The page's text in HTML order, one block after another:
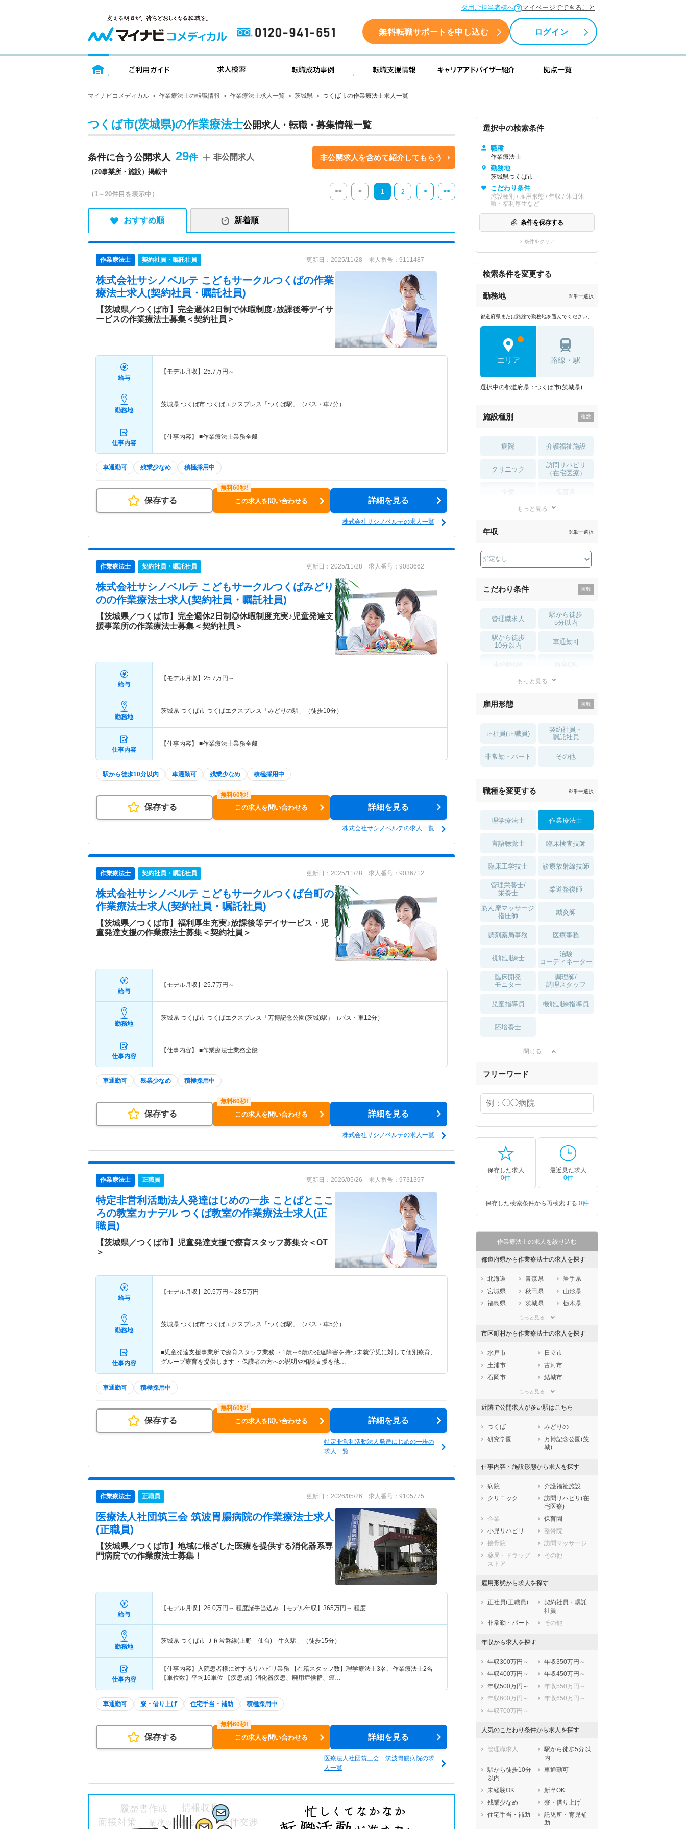
採用ご担当者様へ マイページでできること
0120-941-651 無料転職サポートを申し込む ログイン
トップページ ご利用ガイド 求人検索 転職成功事例 転職支援情報 キャリアアドバイザー紹介 拠点一覧
マイナビコメディカル 作業療法士の転職情報 作業療法士求人一覧 茨城県 つくば市の作業療法士求人一覧
つくば市(茨城県)の作業療法士公開求人・転職・募集情報一覧
条件に合う公開求人 29
（20事業所・施設）掲載中
非公開求人 非公開求人を含めて紹介してもらう
（1～20件目を表示中） << < 1 2 > >>
おすすめ順 新着順
作業療法士 契約社員・嘱託社員 更新日：2025/11/28 求人番号：9111487
株式会社サシノベルテ こどもサークルつくばの作業
療法士求人(契約社員・嘱託社員)
【茨城県／つくば市】完全週休2日制で休暇制度♪放課後等デイサ
ービスの作業療法士募集＜契約社員＞
給与
【モデル月収】 25.7万円～
勤務地
茨城県 つくば市 つくばエクスプレス「つくば駅」（バス・車7分）
仕事内容
【仕事内容】 ■作業療法士業務全般
車通勤可 残業少なめ 積極採用中
保存する この求人を問い合わせる 詳細を見る
株式会社サシノベルテの求人一覧
作業療法士 契約社員・嘱託社員 更新日：2025/11/28 求人番号：9083662
株式会社サシノベルテ こどもサークルつくばみどり
のの作業療法士求人(契約社員・嘱託社員)
【茨城県／つくば市】完全週休2日制◎休暇制度充実♪児童発達支
援事業所の作業療法士募集＜契約社員＞
給与
【モデル月収】 25.7万円～
勤務地
茨城県 つくば市 つくばエクスプレス「みどりの駅」（徒歩10分）
仕事内容
【仕事内容】 ■作業療法士業務全般
駅から徒歩10分以内 車通勤可 残業少なめ 積極採用中
保存する この求人を問い合わせる 詳細を見る
株式会社サシノベルテの求人一覧
作業療法士 契約社員・嘱託社員 更新日：2025/11/28 求人番号：9036712
株式会社サシノベルテ こどもサークルつくば台町の
作業療法士求人(契約社員・嘱託社員)
【茨城県／つくば市】福利厚生充実♪放課後等デイサービス・児
童発達支援の作業療法士募集＜契約社員＞
給与
【モデル月収】 25.7万円～
勤務地
茨城県 つくば市 つくばエクスプレス「万博記念公園(茨城)駅」（バス・車12分）
仕事内容
【仕事内容】 ■作業療法士業務全般
車通勤可 残業少なめ 積極採用中
保存する この求人を問い合わせる 詳細を見る
株式会社サシノベルテの求人一覧
作業療法士 正職員 更新日：2026/05/26 求人番号：9731397
特定非営利活動法人発達はじめの一歩 ことばとここ
ろの教室カナデル つくば教室の作業療法士求人(正
職員)
【茨城県／つくば市】児童発達支援で療育スタッフ募集☆＜OT
＞
給与
【モデル月収】 20.5万円～28.5万円
勤務地
茨城県 つくば市 つくばエクスプレス「つくば駅」（バス・車5分）
仕事内容
■児童発達支援事業所で療育スタッフ業務 ・1歳～6歳の発達障害を持つ未就学児に対して個別療育、
グループ療育を提供します ・保護者の方への説明や相談支援を他…
車通勤可 積極採用中
保存する この求人を問い合わせる 詳細を見る
特定非営利活動法人発達はじめの一歩の
求人一覧
作業療法士 正職員 更新日：2026/05/26 求人番号：9105775
医療法人社団筑三会 筑波胃腸病院の作業療法士求人
(正職員)
【茨城県／つくば市】地域に根ざした医療を提供する消化器系専
門病院での作業療法士募集！
給与
【モデル月収】 26.0万円～ 程度諸手当込み 【モデル年収】 365万円～ 程度
勤務地
茨城県 つくば市 ＪＲ常磐線(上野－仙台)「牛久駅」（徒歩15分）
仕事内容
【仕事内容】入院患者様に対するリハビリ業務 【在籍スタッフ数】理学療法士3名、作業療法士2名
【単位数】平均16単位 【疾患層】消化器疾患、廃用症候群、癌…
車通勤可 寮・借り上げ 住宅手当・補助 積極採用中
保存する この求人を問い合わせる 詳細を見る
医療法人社団筑三会 筑波胃腸病院の求
人一覧
選択中の検索条件
職種
作業療法士
勤務地
茨城県つくば市
こだわり条件
施設種別 / 雇用形態 / 年収 / 休日休
暇・福利厚生など
条件を保存する
× 条件をクリア
検索条件を変更する
勤務地 ※単一選択
都道府県または路線で勤務地を選んでください。
エリア 路線・駅
選択中の都道府県：つくば市(茨城県)
施設種別
病院 介護福祉施設
クリニック
訪問リハビリ
（在宅医療）
薬局・
もっと見る
年収 ※単一選択
こだわり条件
管理職求人
駅から徒歩
5分以内
駅から徒歩
10分以内
車通勤可
住宅手当・補助
土日祝休 無資格 OK
積極採用中 WEB面接OK
もっと見る
雇用形態
正社員(正職員)
契約社員・
嘱託社員
非常勤・パート その他
職種を変更する ※単一選択
理学療法士 作業療法士
言語聴覚士 臨床検査技師
臨床工学技士 診療放射線技師
管理栄養士/
栄養士
柔道整復師
あん摩マッサージ
指圧師
鍼灸師
調剤薬局事務 医療事務
視能訓練士
治験
コーディネーター
臨床開発
モニター
調理師/
調理スタッフ
児童指導員 機能訓練指導員
胚培養士
閉じる
フリーワード
保存した求人
0件
最近見た求人
0件
保存した検索条件から再検索する 0件
作業療法士の求人を絞り込む
都道府県から作業療法士の求人を探す
北海道 青森県
岩手県
宮城県
秋田県
山形県
福島県
茨城県
栃木県
埼玉県
石川県
福井県
静岡県
愛知県
滋賀県
京都府
奈良県
香川県
愛媛県
高知県
福岡県
佐賀県
長崎県
鹿児島県
沖縄県
もっと見る
市区町村から作業療法士の求人を探す
水戸市
日立市
土浦市
古河市
石岡市
結城市
下妻市
笠間市
取手市
牛久市
つくば市
鹿嶋市
潮来市
守谷市
筑西市
坂東市
稲敷市
かすみがうら市
東茨城郡城里町
稲敷郡阿見町
稲敷郡河内町
結城郡八千代町
猿島郡五霞町
北相馬郡利根町
もっと見る
近隣で公開求人が多い駅はこちら
つくば
みどりの
研究学園
万博記念公園(茨
城)
仕事内容・施設形態から求人を探す
病院
介護福祉施設
クリニック
訪問リハビリ(在
宅医療)
企業
保育園
小児リハビリ
整骨院
接骨院
訪問マッサージ
薬局・ドラッグ
ストア
その他
雇用形態から求人を探す
正社員(正職員)
契約社員・嘱託
社員
非常勤・パート
その他
年収から求人を探す
年収300万円～
年収350万円～
年収400万円～
年収450万円～
年収500万円～
年収550万円～
年収600万円～
年収650万円～
年収700万円～
人気のこだわり条件から求人を探す
管理職求人
駅から徒歩5分以
内
駅から徒歩10分
以内
車通勤可
未経験OK
新卒OK
残業少なめ
寮・借り上げ
住宅手当・補助
託児所・育児補
助